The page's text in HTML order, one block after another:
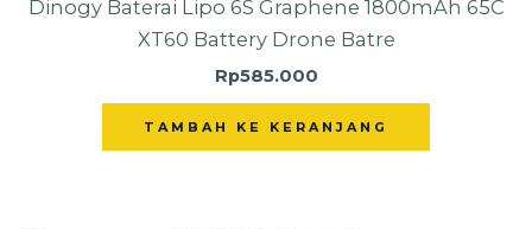
Dinogy Baterai Lipo 6S Graphene 1800mAh 65C
XT60 Battery Drone Batre
Rp585.000
TAMBAH KE KERANJANG